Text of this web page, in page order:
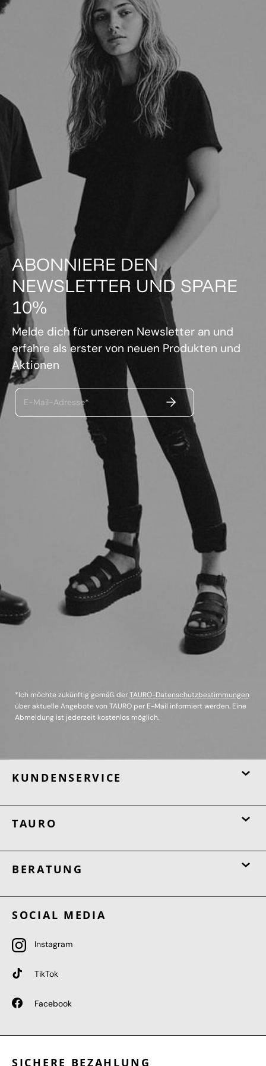
ABONNIERE DEN
NEWSLETTER UND SPARE
10%
Melde dich für unseren Newsletter an und
erfahre als erster von neuen Produkten und
Aktionen
E-Mail-Adresse* ABSENDEN
*Ich möchte zukünftig gemäß derTAURO-Datenschutzbestimmungen
über aktuelle Angebote von TAURO per E-Mail informiert werden. Eine
Abmeldung ist jederzeit kostenlos möglich.
KUNDENSERVICE
TAURO
BERATUNG
SOCIAL MEDIA
Instagram
TikTok
Facebook
SICHERE BEZAHLUNG